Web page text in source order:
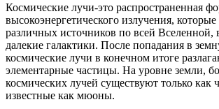
Космические лучи-это распространенная
высокоэнергетического излучения, которые
различных источников по всей Вселенной,
далекие галактики. После попадания в
космические лучи в конечном итоге
элементарные частицы. На уровне земли,
космических лучей существуют только как
известные как мюоны.